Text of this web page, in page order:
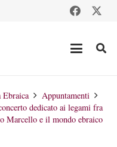
Appuntamenti
dedicato ai legami fra
Marcello e il mondo ebraico